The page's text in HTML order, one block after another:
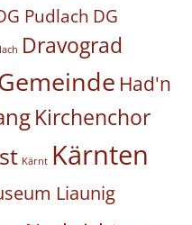
Pudlach DG
Dravograd
Had'n
Kirchenchor
Kärnt Kärnten
Liaunig